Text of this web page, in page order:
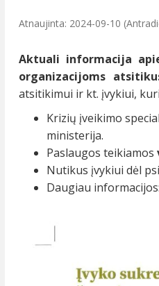
Atnaujinta: 2024-09-10
Aktuali informacija
organizacijoms
atsitikimui ir kt. įvykiui,
Krizių įveikimo
ministerija.
Paslaugos teikiamos
Nutikus įvykiui dėl
Daugiau informacijos: